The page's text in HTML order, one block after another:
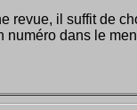
revue, il suffit de
numéro dans le